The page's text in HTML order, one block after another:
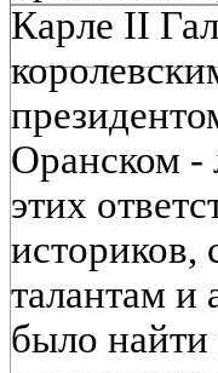
Карле II
Оранском -
этих
историков,
талантам и
было найти